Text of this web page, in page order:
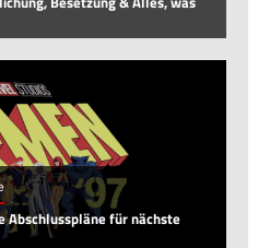
Abschlusspläne für nächste